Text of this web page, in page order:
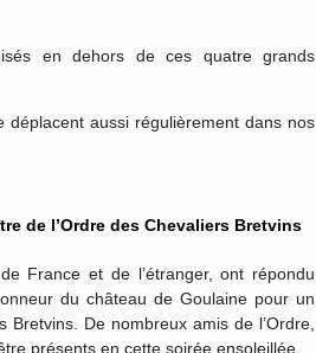
en dehors de ces quatre grands
déplacent aussi régulièrement dans nos
de l’Ordre des Chevaliers Bretvins
France et de l’étranger, ont répondu
du château de Goulaine pour un
De nombreux amis de l’Ordre,
présents en cette soirée ensoleillée.